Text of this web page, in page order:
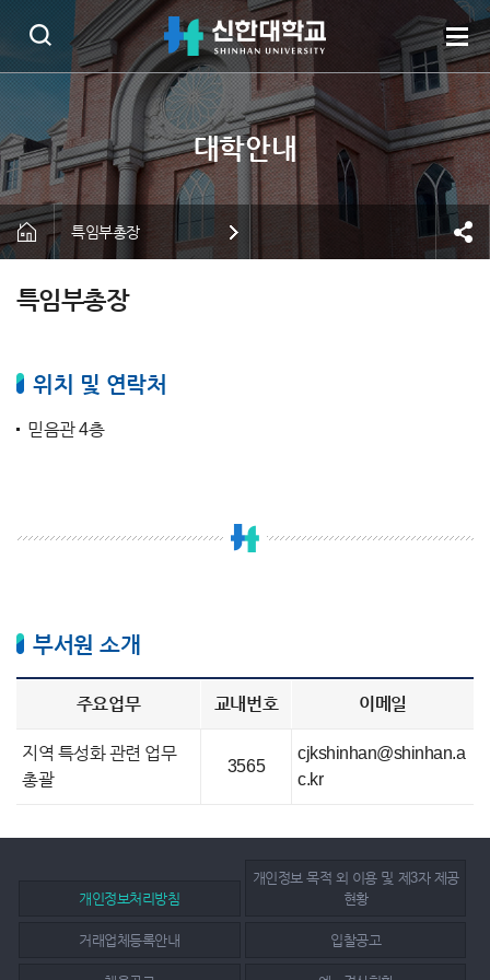
특임부총장
특임부총장
위치 및 연락처
믿음관 4층
부서원 소개
주요업무 교내번호 이메일
지역 특성화 관련 업무
총괄
3565
cjkshinhan@shinhan.a
c.kr
개인정보처리방침
개인정보 목적 외 이용 및 제3자 제공
현황
거래업체등록안내 입찰공고